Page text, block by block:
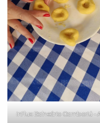
inFlux Balneário Camboriú -